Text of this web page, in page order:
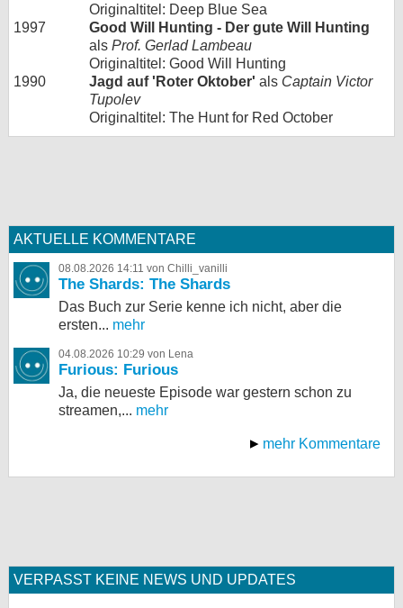
Originaltitel: Deep Blue Sea
1997
Good Will Hunting - Der gute Will Hunting
als Prof. Gerlad Lambeau
Originaltitel: Good Will Hunting
1990
Jagd auf 'Roter Oktober' als Captain Victor
Tupolev
Originaltitel: The Hunt for Red October
AKTUELLE KOMMENTARE
08.08.2026 14:11 von Chilli_vanilli
The Shards: The Shards
Das Buch zur Serie kenne ich nicht, aber die
ersten... mehr
04.08.2026 10:29 von Lena
Furious: Furious
Ja, die neueste Episode war gestern schon zu
streamen,... mehr
mehr Kommentare
VERPASST KEINE NEWS UND UPDATES